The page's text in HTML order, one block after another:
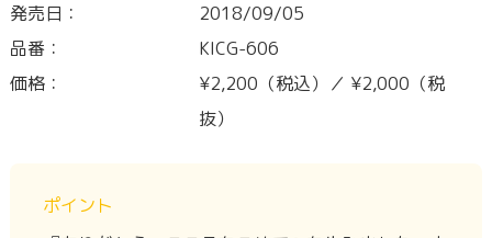
発売日：
2018/09/05
品番：
KICG-606
価格：
¥2,200（税込）／ ¥2,000（税
抜）
ポイント